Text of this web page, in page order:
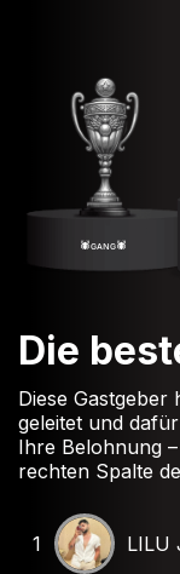
🕷️ɢᴀɴɢ🕷️
Die
Diese Gastgeber
geleitet und
Ihre Belohnung
rechten Spalte
1 LILU